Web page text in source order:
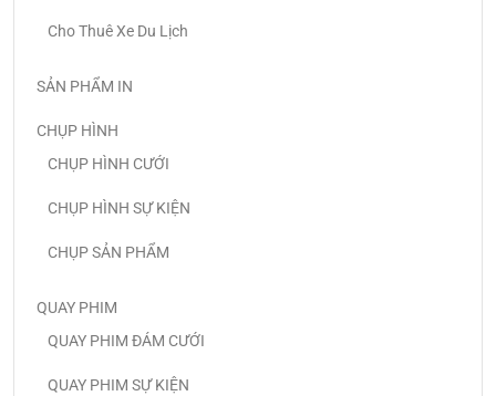
Cho Thuê Xe Du Lịch
SẢN PHẨM IN
CHỤP HÌNH
CHỤP HÌNH CƯỚI
CHỤP HÌNH SỰ KIỆN
CHỤP SẢN PHẨM
QUAY PHIM
QUAY PHIM ĐÁM CƯỚI
QUAY PHIM SỰ KIỆN